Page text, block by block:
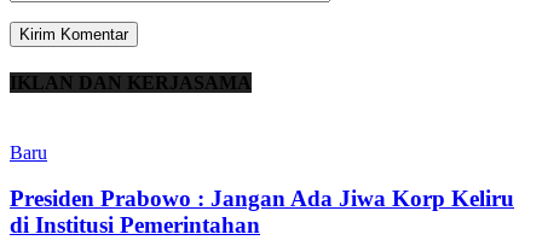
IKLAN DAN KERJASAMA
Baru
Presiden Prabowo : Jangan Ada Jiwa Korp Keliru
di Institusi Pemerintahan